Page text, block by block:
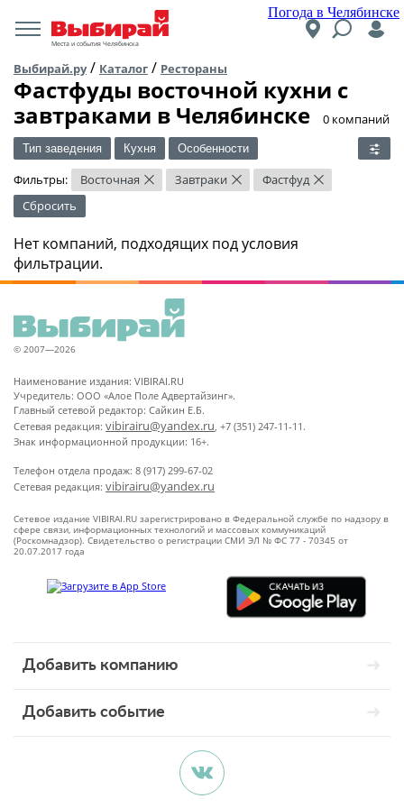
Погода в Челябинске
Места и события Челябинска
Выбирай.ру/ Каталог / Рестораны
Фастфуды восточной кухни c
завтраками в Челябинске
​0 компаний
Тип заведения Кухня Особенности
Фильтры: Восточная × Завтраки × Фастфуд ×
Сбросить
Нет компаний, подходящих под условия
фильтрации.
© 2007—2026
Наименование издания: VIBIRAI.RU
Учредитель: ООО «Алое Поле Адвертайзинг».
Главный сетевой редактор: Сайкин Е.Б.
Сетевая редакция: vibirairu@yandex.ru, +7 (351) 247-11-11.
Знак информационной продукции: 16+.
Телефон отдела продаж: 8 (917) 299-67-02
Сетевая редакция: vibirairu@yandex.ru
Сетевое издание VIBIRAI.RU зарегистрировано в Федеральной службе по надзору в
сфере связи, информационных технологий и массовых коммуникаций
(Роскомнадзор). Свидетельство о регистрации СМИ ЭЛ № ФС 77 - 70345 от
20.07.2017 года
Добавить компанию
Добавить событие